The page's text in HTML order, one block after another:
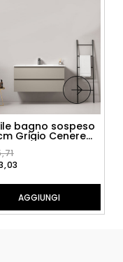
AGGIUNGI
bagno sospeso
Grigio Cenere
in Ceramica
Specchio - Fiji